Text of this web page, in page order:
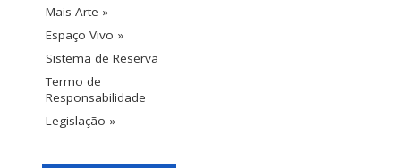
Mais Arte »
Espaço Vivo »
Sistema de Reserva
Termo de
Responsabilidade
Legislação »